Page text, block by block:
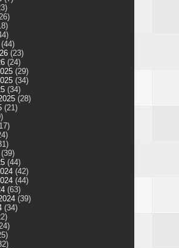
(44)
(23)
(24)
(29)
(34)
(34)
(28)
(21)
(39)
(44)
(42)
(44)
(63)
(39)
(34)